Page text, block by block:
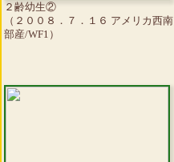
２齢幼生②
（２００８．７．１６ アメリカ西南
部産/WF1）